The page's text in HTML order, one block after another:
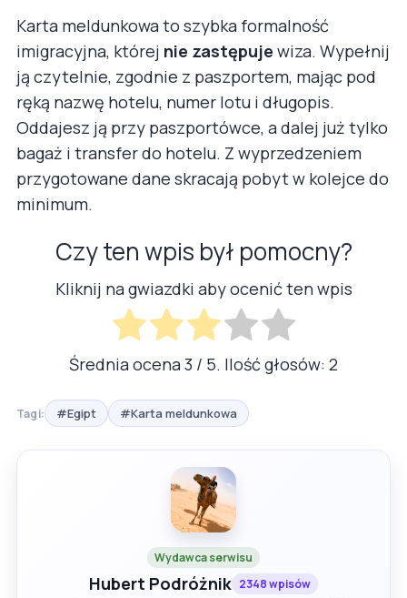
Karta meldunkowa to szybka formalność
imigracyjna, której nie zastępuje wiza. Wypełnij
ją czytelnie, zgodnie z paszportem, mając pod
ręką nazwę hotelu, numer lotu i długopis.
Oddajesz ją przy paszportówce, a dalej już tylko
bagaż i transfer do hotelu. Z wyprzedzeniem
przygotowane dane skracają pobyt w kolejce do
minimum.
Czy ten wpis był pomocny?
Kliknij na gwiazdki aby ocenić ten wpis
Średnia ocena3 / 5. Ilość głosów: 2
Tagi: #Egipt #Karta meldunkowa
Wydawca serwisu
Hubert Podróżnik 2348 wpisów